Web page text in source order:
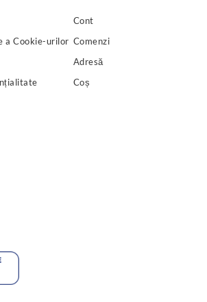
a Cookie-urilor
Cont
Comenzi
Adresă
Coș